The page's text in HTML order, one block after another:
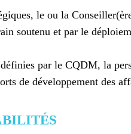
le ou la
soutenu et par le
par le CQDM, la
de développement des